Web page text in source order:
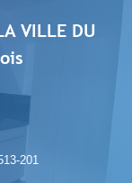
VILLE DU
201